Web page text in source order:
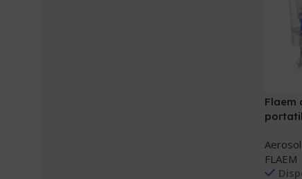
Flaem
Aerosol
FLAEM